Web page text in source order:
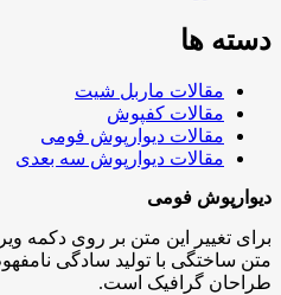
دسته ها
مقالات ماربل شیت
مقالات کفپوش
مقالات دیوارپوش فومی
مقالات دیوارپوش سه بعدی
دیوارپوش فومی
برای تغییر این متن بر روی دکمه
متن ساختگی با تولید سادگی
طراحان گرافیک است.